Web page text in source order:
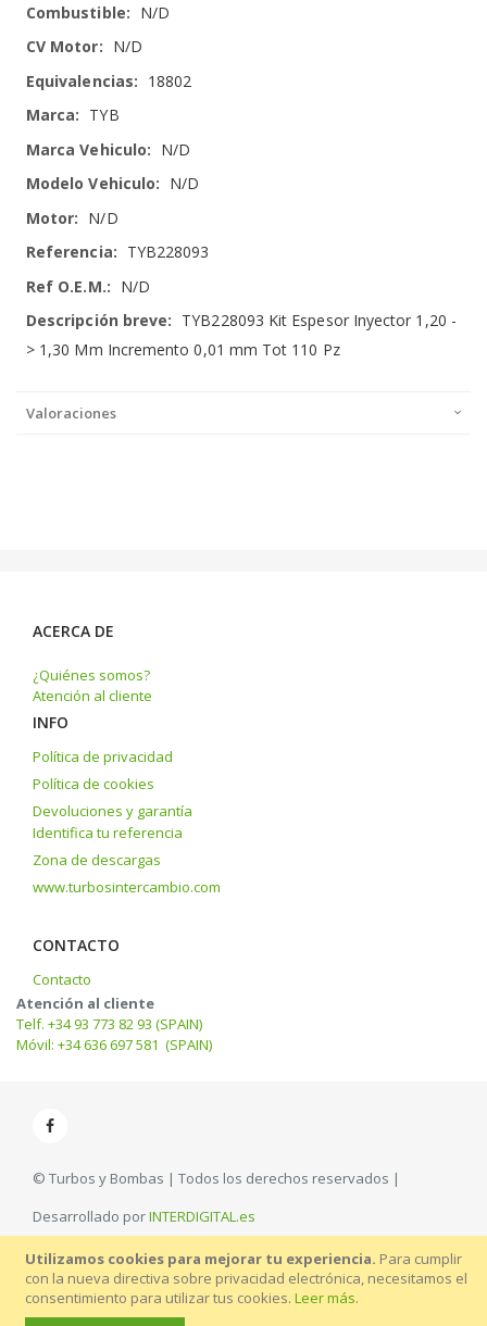
Utilizamos cookies para mejorar tu experiencia. Para cumplir
con la nueva directiva sobre privacidad electrónica, necesitamos el
consentimiento para utilizar tus cookies. Leer más.
N/D
N/D
18802
TYB
N/D
N/D
N/D
TYB228093
N/D
TYB228093 Kit Espesor Inyector 1,20 -
> 1,30 Mm Incremento 0,01 mm Tot 110 Pz
Valoraciones
ACERCA DE
¿Quiénes somos?
Atención al cliente
INFO
Política de privacidad
Política de cookies
Devoluciones y garantía
Identifica tu referencia
Zona de descargas
www.turbosintercambio.com
CONTACTO
Contacto
Atención al cliente
Telf. +34 93 773 82 93 (SPAIN)
Móvil: +34 636 697 581 (SPAIN)
© Turbos y Bombas | Todos los derechos reservados |
Desarrollado porINTERDIGITAL.es